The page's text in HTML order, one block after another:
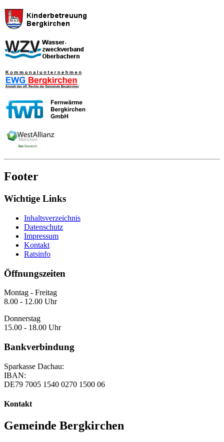
Footer
Wichtige Links
Inhaltsverzeichnis
Datenschutz
Impressum
Kontakt
Ratsinfo
Öffnungszeiten
Montag - Freitag
8.00 - 12.00 Uhr
Donnerstag
15.00 - 18.00 Uhr
Bankverbindung
Sparkasse Dachau:
IBAN:
DE79 7005 1540 0270 1500 06
Kontakt
Gemeinde Bergkirchen